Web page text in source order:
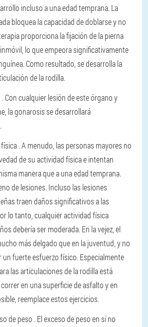
incluso a una edad temprana. La
bloquea la capacidad de doblarse y no
proporciona la fijación de la pierna
lo que empeora significativamente
Como resultado, se desarrolla la
de la rodilla.
. Con cualquier lesión de este órgano y
la gonarosis se desarrollará
. A menudo, las personas mayores no
de su actividad física e intentan
manera que a una edad temprana.
de lesiones. Incluso las lesiones
traen daños significativos a las
lo tanto, cualquier actividad física
debería ser moderada. En la vejez, el
más delgado que en la juventud, y no
fuerte esfuerzo físico. Especialmente
las articulaciones de la rodilla está
en una superficie de asfalto y en
reemplace estos ejercicios.
de peso . El exceso de peso en sí no